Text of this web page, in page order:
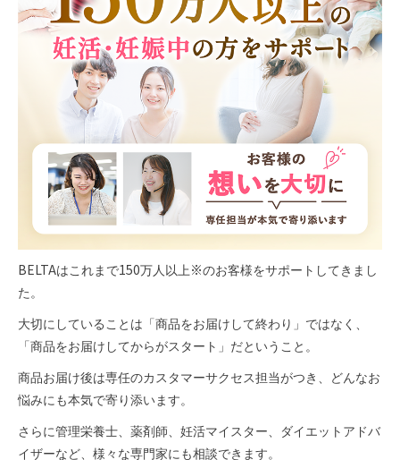
BELTAはこれまで150万人以上※のお客様をサポートしてきまし
た。
大切にしていることは「商品をお届けして終わり」ではなく、
「商品をお届けしてからがスタート」だということ。
商品お届け後は専任のカスタマーサクセス担当がつき、どんなお
悩みにも本気で寄り添います。
さらに管理栄養士、薬剤師、妊活マイスター、ダイエットアドバ
イザーなど、様々な専門家にも相談できます。